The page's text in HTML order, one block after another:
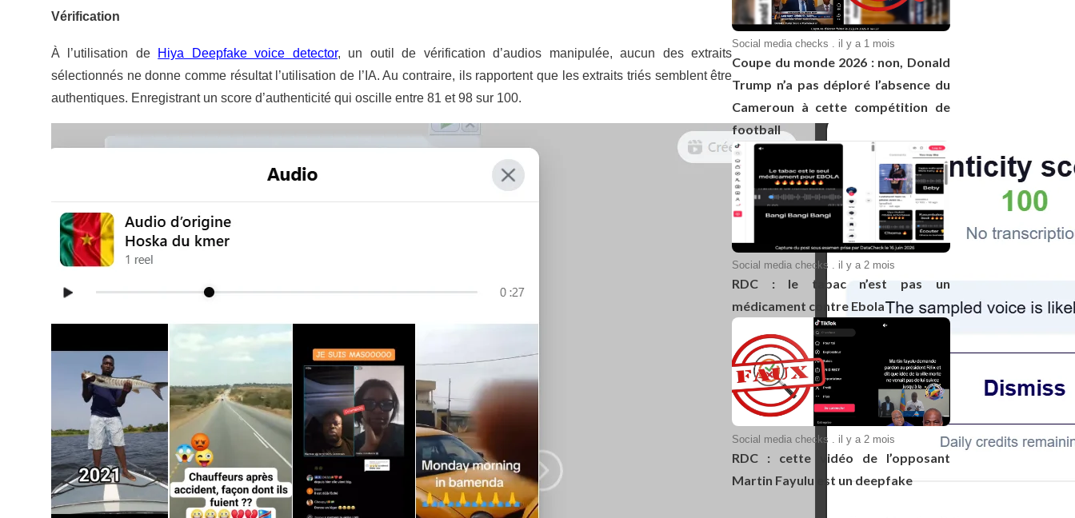
Vérification
À l’utilisation de Hiya Deepfake voice detector, un outil de vérification d’audios manipulée, aucun des extraits
sélectionnés ne donne comme résultat l’utilisation de l’IA. Au contraire, ils rapportent que les extraits triés semblent être
authentiques. Enregistrant un score d’authenticité qui oscille entre 81 et 98 sur 100.
Social media checks . il y a 1 mois
Coupe du monde 2026 : non, Donald
Trump n’a pas déploré l’absence du
Cameroun à cette compétition de
football
Social media checks . il y a 2 mois
RDC : le tabac n’est pas un
médicament contre Ebola
Social media checks . il y a 2 mois
RDC : cette vidéo de l’opposant
Martin Fayulu est un deepfake